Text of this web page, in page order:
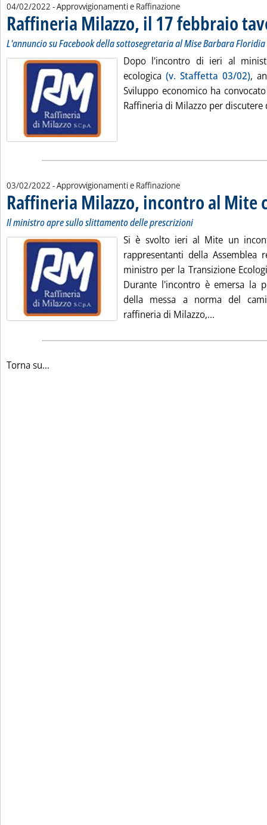
04/02/2022 - Approvvigionamenti e Raffinazione
Raffineria Milazzo, il 17 febbraio
L'annuncio su Facebook della sottosegretaria al Mise Barbara Floridia
Dopo l'incontro di ieri al
ecologica (v. Staffetta 03/02),
Sviluppo economico ha
Raffineria di Milazzo per discutere
03/02/2022 - Approvvigionamenti e Raffinazione
Raffineria Milazzo, incontro al Mite
Il ministro apre sullo slittamento delle prescrizioni
Si è svolto ieri al Mite un
rappresentanti della Assemblea
ministro per la Transizione
Durante l'incontro è emersa la
della messa a norma del
raffineria di Milazzo,...
Torna su...